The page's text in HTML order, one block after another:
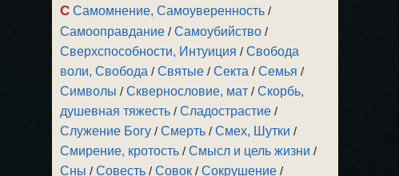
С Самомнение, Самоуверенность /
Самооправдание /Самоубийство /
Сверхспособности, Интуиция /Свобода
воли, Свобода /Святые /Секта /Семья /
Символы /Сквернословие, мат /Скорбь,
душевная тяжесть /Сладострастие /
Служение Богу /Смерть /Смех, Шутки /
Смирение, кротость /Смысл и цель жизни /
Сны /Совесть /Совок /Сокрушение /